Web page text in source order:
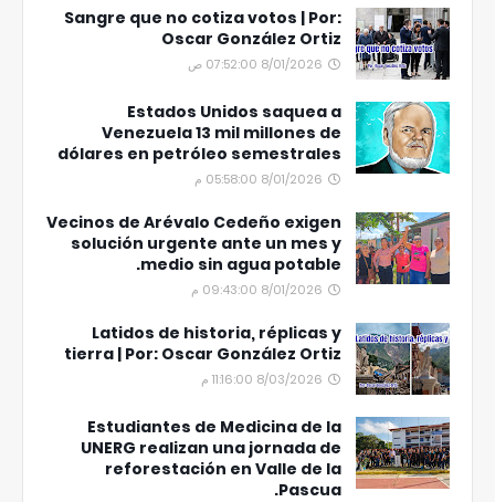
Sangre que no cotiza votos | Por:
Oscar González Ortiz
8/01/2026 07:52:00 ص
Estados Unidos saquea a
Venezuela 13 mil millones de
dólares en petróleo semestrales
8/01/2026 05:58:00 م
Vecinos de Arévalo Cedeño exigen
solución urgente ante un mes y
medio sin agua potable.
8/01/2026 09:43:00 م
Latidos de historia, réplicas y
tierra | Por: Oscar González Ortiz
8/03/2026 11:16:00 م
Estudiantes de Medicina de la
UNERG realizan una jornada de
reforestación en Valle de la
Pascua.